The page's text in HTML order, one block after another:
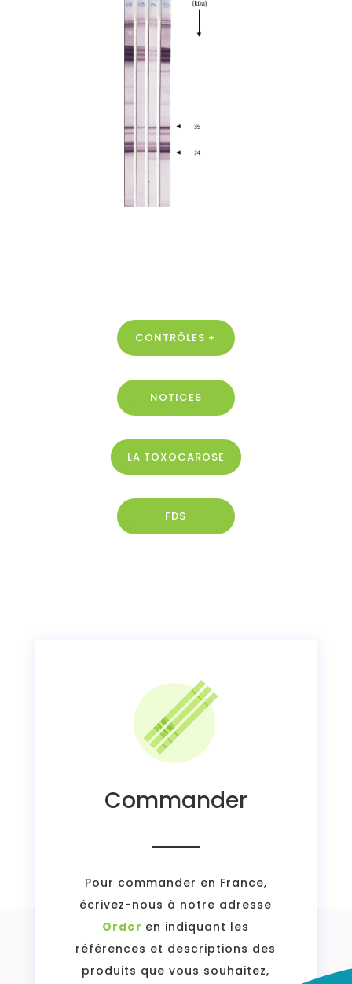
CONTRÔLES +
NOTICES
LA TOXOCAROSE
FDS
Commander
Pour commander en France,
écrivez-nous à notre adresse
Order en indiquant les
références et descriptions des
produits que vous souhaitez,